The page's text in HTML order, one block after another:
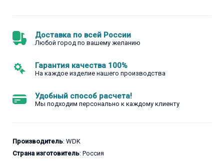
Доставка по всей России
Любой город по вашему желанию
Гарантия качества 100%
На каждое изделие нашего производства
Удобный способ расчета!
Мы подходим персонально к каждому клиенту
Производитель: WDK
Страна изготовитель: Россия